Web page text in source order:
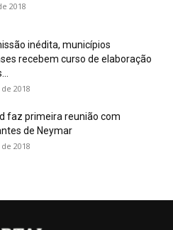
2018
inédita, municípios
recebem curso de elaboração
2018
faz primeira reunião com
de Neymar
2018